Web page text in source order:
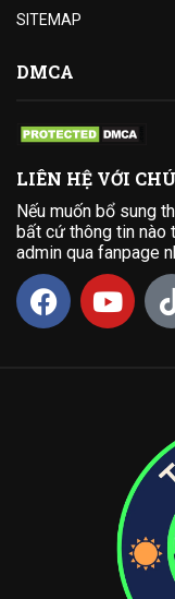
SITEMAP
DMCA
LIÊN HỆ VỚI
Nếu muốn bổ sung
bất cứ thông tin nào
admin qua fanpage